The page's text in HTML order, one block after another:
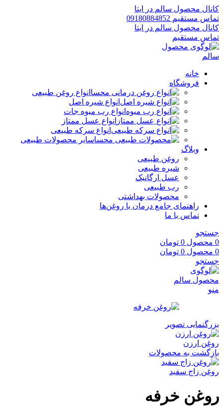
کانال محصول سالم در ایتا
تماس مستقیم 09180884852
کانال محصول سالم در ایتا
تماس مستقیم
خانه
فروشگاه
انواع روغن طبیعی
انواع شیره اصل
انواع رب میوه جات
انواع عسل ممتاز
انواع سرکه طبیعی
سایر محصولات طبیعی
وبلاگ
روغن طبیعی
شیره طبیعی
عسل ارگانیک
رب طبیعی
محصولات بهداشتی
راهنمای جامع درمان با روغن‌ها
تماس با ما
جستجو
0 محصول 0 تومان
0 محصول 0 تومان
جستجو
منو
بزرگنمایی تصویر
روغن ارزن
بازگشت به محصولات
روغن زاج سفید
روغن خرفه